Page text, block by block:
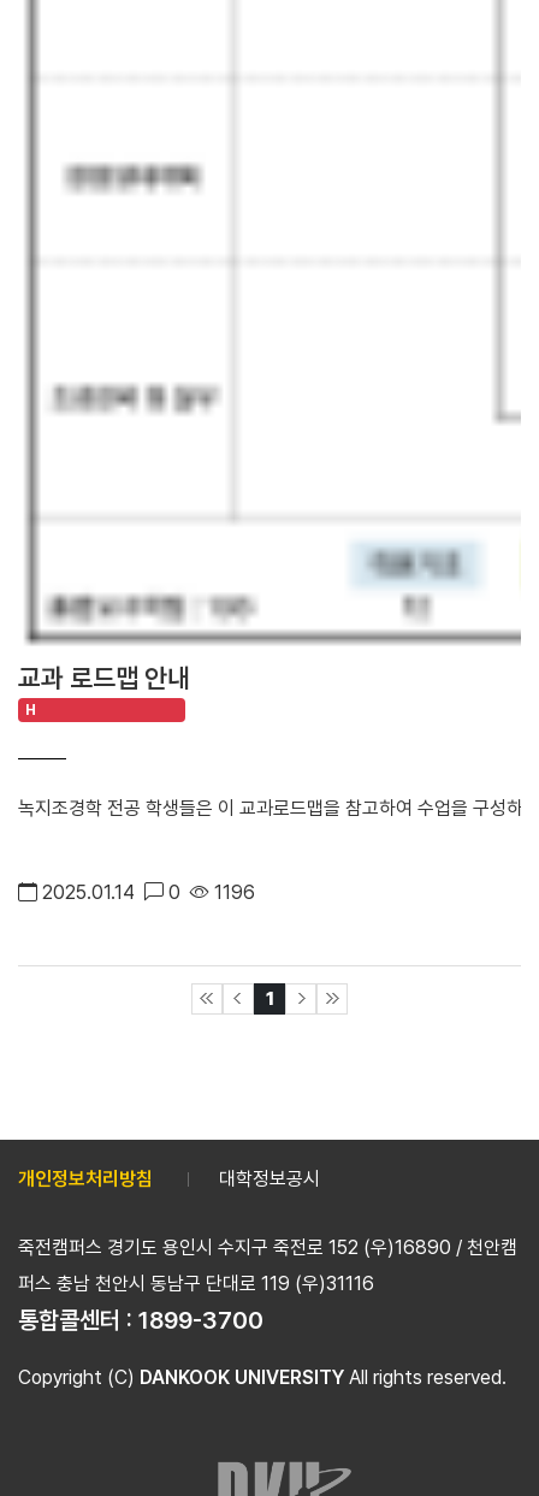
교과 로드맵 안내
H
녹지조경학 전공 학생들은 이 교과로드맵을 참고하여 수업을 구성하
2025.01.14 0 1196
1
개인정보처리방침 대학정보공시
죽전캠퍼스 경기도 용인시 수지구 죽전로 152 (우)16890 / 천안캠
퍼스 충남 천안시 동남구 단대로 119 (우)31116
통합콜센터 : 1899-3700
Copyright (C) DANKOOK UNIVERSITY All rights reserved.